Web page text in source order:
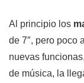
Al principio los
de 7″, pero poco
nuevas
de música, la